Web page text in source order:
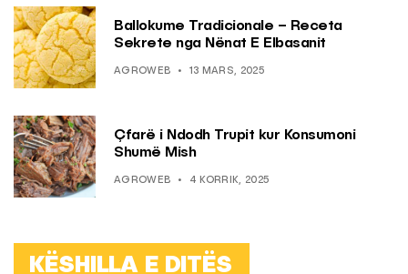
Ballokume Tradicionale – Receta
Sekrete nga Nënat E Elbasanit
AGROWEB 13 MARS, 2025
Çfarë i Ndodh Trupit kur Konsumoni
Shumë Mish
AGROWEB 4 KORRIK, 2025
KËSHILLA E DITËS